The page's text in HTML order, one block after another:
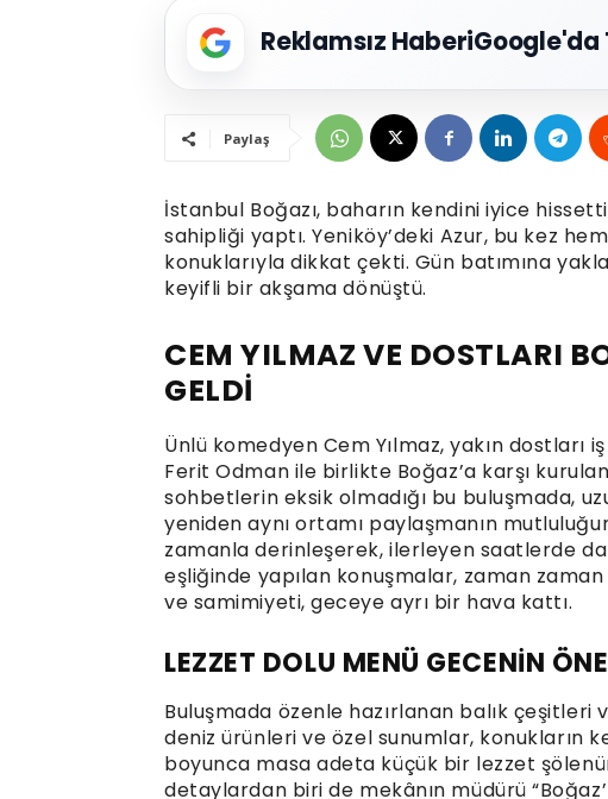
Reklamsız HaberiGoogle'da
Paylaş
İstanbul Boğazı, baharın kendini iyice
sahipliği yaptı. Yeniköy’deki Azur, bu kez
konuklarıyla dikkat çekti. Gün batımına
keyifli bir akşama dönüştü.
CEM YILMAZ VE DOSTLARI
GELDİ
Ünlü komedyen Cem Yılmaz, yakın dostları
Ferit Odman ile birlikte Boğaz’a karşı
sohbetlerin eksik olmadığı bu buluşmada,
yeniden aynı ortamı paylaşmanın
zamanla derinleşerek, ilerleyen saatlerde
eşliğinde yapılan konuşmalar, zaman
ve samimiyeti, geceye ayrı bir hava kattı.
LEZZET DOLU MENÜ GECENİN
Buluşmada özenle hazırlanan balık
deniz ürünleri ve özel sunumlar, konukların
boyunca masa adeta küçük bir lezzet
detaylardan biri de mekânın müdürü